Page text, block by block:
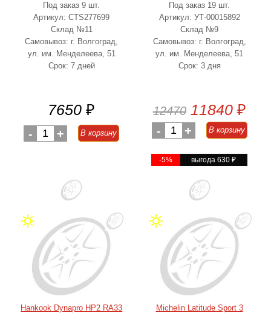
Под заказ 9 шт.
Артикул: CTS277699
Склад №11
Самовывоз: г. Волгоград,
ул. им. Менделеева, 51
Срок: 7 дней
7650 ₽
- 1 + В корзину
Под заказ 19 шт.
Артикул: УТ-00015892
Склад №9
Самовывоз: г. Волгоград,
ул. им. Менделеева, 51
Срок: 3 дня
12470 11840 ₽
- 1 + В корзину
-5% выгода 630₽
Hankook Dynapro HP2 RA33
Michelin Latitude Sport 3